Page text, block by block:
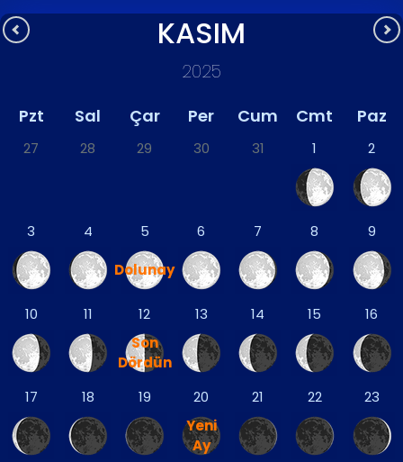
KASIM
2025
Pzt Sal Çar Per Cum Cmt Paz
27 28 29 30 31 1 2
3 4 5
Dolunay
6 7 8 9
10 11
12
Son
Dördün
13 14 15 16
17 18 19
20
Yeni
Ay
21 22 23